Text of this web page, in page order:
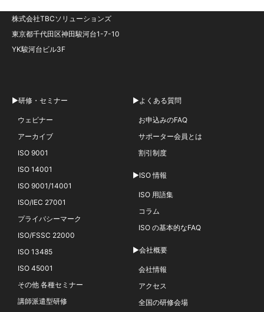
株式会社TBCソリューションズ
東京都千代田区神田駿河台1-7-10
YK駿河台ビル3F
▶研修・セミナー
ウェビナー
アーカイブ
ISO 9001
ISO 14001
ISO 9001/14001
ISO/IEC 27001
プライバシーマーク
ISO/FSSC 22000
ISO 13485
ISO 45001
その他 各種セミナー
講師派遣型研修
▶よくある質問
お申込みのFAQ
サポーター会員とは
割引制度
▶ISO 情報
ISO 用語集
コラム
ISO の基本的なFAQ
▶会社概要
会社情報
アクセス
全国の研修会場